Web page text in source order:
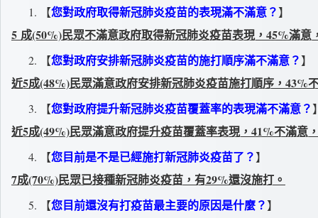
【您對政府取得新冠肺炎疫苗的表現滿不滿意？】
5 成(50%)民眾不滿意政府取得新冠肺炎疫苗表現，45%滿意
【您對政府安排新冠肺炎疫苗的施打順序滿不滿意？】
近5成(48%)民眾滿意政府安排新冠肺炎疫苗施打順序，43%
【您對政府提升新冠肺炎疫苗覆蓋率的表現滿不滿意？
近5成(49%)民眾滿意政府提升疫苗覆蓋率表現，41%不滿意
【您目前是不是已經施打新冠肺炎疫苗了？】
7成(70%)民眾已接種新冠肺炎疫苗，有29%還沒施打。
【您目前還沒有打疫苗最主要的原因是什麼？】